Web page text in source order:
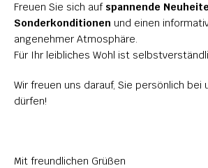
KONTAKT
ADRESSEN NIEDERLASSUNGEN
IMPRESSUM
HISTORIE
Freuen Sie sich auf spannende
Sonderkonditionen und einen
angenehmer Atmosphäre.
Für Ihr leibliches Wohl ist
Wir freuen uns darauf, Sie persönlich bei
dürfen!
Mit freundlichen Grüßen